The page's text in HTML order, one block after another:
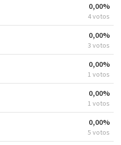
0,00%
4 votos
0,00%
3 votos
0,00%
1 votos
0,00%
1 votos
0,00%
5 votos